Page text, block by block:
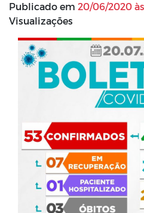
Publicado em 20/06/2020
Visualizações